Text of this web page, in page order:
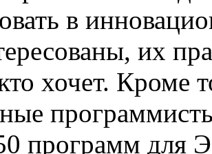
в
их
хочет. Кроме
программ для